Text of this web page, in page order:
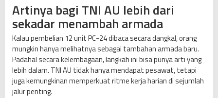
Artinya bagi TNI AU lebih dari
sekadar menambah armada
Kalau pembelian 12 unit PC-24 dibaca secara dangkal, orang
mungkin hanya melihatnya sebagai tambahan armada baru.
Padahal secara kelembagaan, langkah ini bisa punya arti yang
lebih dalam. TNI AU tidak hanya mendapat pesawat, tetapi
juga kemungkinan memperkuat ritme kerja harian di sejumlah
jalur penting.